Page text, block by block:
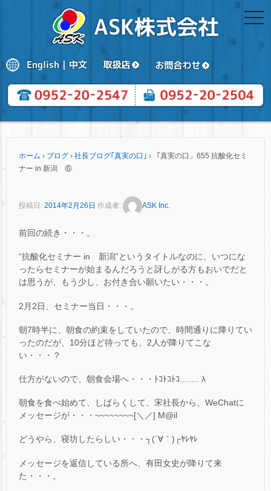
ホーム › ブログ › 社長ブログ｢真実の口｣ ›
「真実の口」655 抗酸化セミ
ナー in 新潟 ⑥
投稿日: 2014年2月26日 作成者: ASK Inc.
前回の続き・・・。
“抗酸化セミナー in 新潟”というタイトルなのに、いつにな
ったらセミナーが始まるんだろうと訝しがる方もおいでだと
は思うが、もう少し、お付き合い願いたい・・・。
2月2日、セミナー当日・・・。
朝7時半に、朝食の約束をしていたので、時間通りに降りてい
ったのだが、10分ほど待っても、2人が降りてこな
い・・・？
仕方がないので、朝食会場へ・・・ﾄｺﾄｺﾄｺ……. λ
朝食を食べ始めて、しばらくして、宋社長から、WeChatに
メッセージが・・・~~~~~~~~[＼／] M@il
どうやら、寝坊したらしい・・・┐(´∀｀)┌ﾔﾚﾔﾚ
メッセージを返信している所へ、有田女史が降りて来
た・・・。